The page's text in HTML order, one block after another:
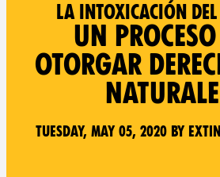
LA INTOXICACIÓN
UN
OTORGAR
Tuesday, May 05, 2020 by